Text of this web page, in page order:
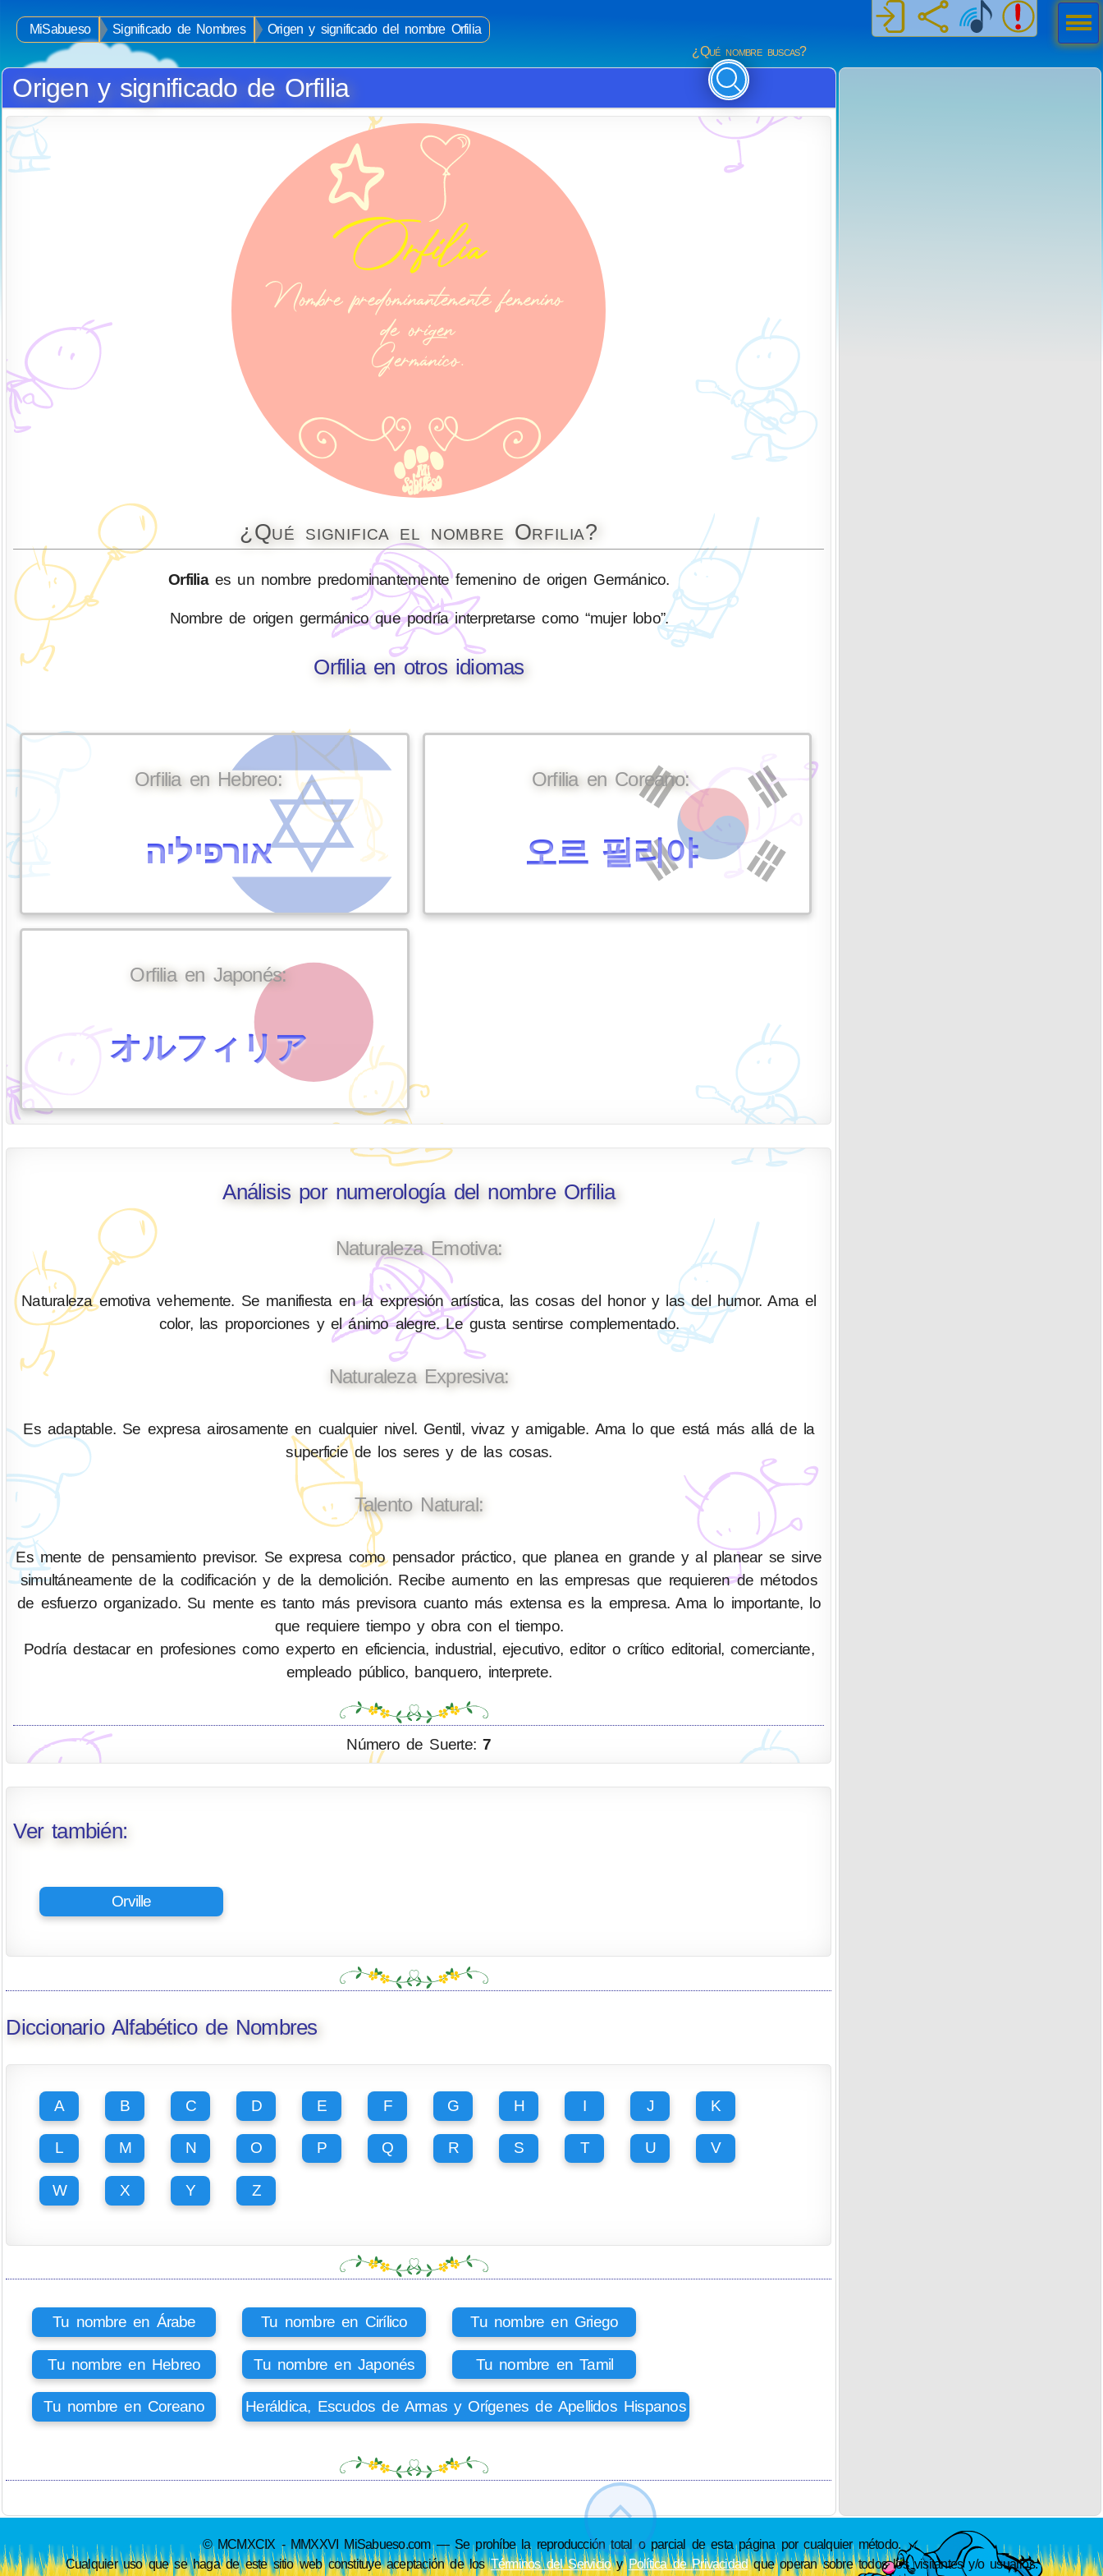
MiSabueso Significado de Nombres
Origen y significado del nombre Orfilia
¿Qué nombre buscas?
Origen y significado de Orfilia
¿Qué significa el nombre Orfilia?
Orfiliaes un nombre predominantemente femenino de origen Germánico.
Nombre de origen germánico que podría interpretarse como “mujer lobo”.
Orfilia en otros idiomas
Orfilia en Hebreo:
אורפיליה
Orfilia en Coreano:
오르 필리야
Orfilia en Japonés:
オルフィリア
Análisis por numerología del nombre Orfilia
Naturaleza Emotiva:
Naturaleza emotiva vehemente. Se manifiesta en la expresión artística, las cosas del honor y las del humor. Ama el
color, las proporciones y el ánimo alegre. Le gusta sentirse complementado.
Naturaleza Expresiva:
Es adaptable. Se expresa airosamente en cualquier nivel. Gentil, vivaz y amigable. Ama lo que está más allá de la
superficie de los seres y de las cosas.
Talento Natural:
Es mente de pensamiento previsor. Se expresa como pensador práctico, que planea en grande y al planear se sirve
simultáneamente de la codificación y de la demolición. Recibe aumento en las empresas que requieren de métodos
de esfuerzo organizado. Su mente es tanto más previsora cuanto más extensa es la empresa. Ama lo importante, lo
que requiere tiempo y obra con el tiempo.
Podría destacar en profesiones como experto en eficiencia, industrial, ejecutivo, editor o crítico editorial, comerciante,
empleado público, banquero, interprete.
Número de Suerte:7
Ver también:
Orville
Diccionario Alfabético de Nombres
A B C D E F G H I J K
L M N O P Q R S T U V
W X Y Z
Tu nombre en Árabe Tu nombre en Cirílico Tu nombre en Griego
Tu nombre en Hebreo Tu nombre en Japonés Tu nombre en Tamil
Tu nombre en Coreano Heráldica, Escudos de Armas y Orígenes de Apellidos Hispanos
Men
ú
© MCMXCIX - MMXXVI MiSabueso.com — Se prohíbe la reproducción total o parcial de esta página por cualquier método.
Cualquier uso que se haga de este sitio web constituye aceptación de losTérminos del ServicioyPolítica de Privacidadque operan sobre todos los visitantes y/o usuarios.